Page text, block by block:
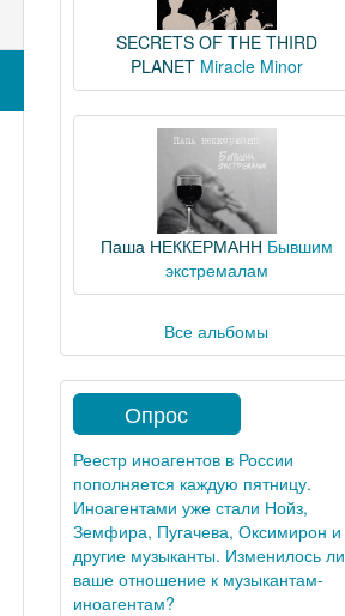
SECRETS OF THE THIRD
PLANET Miracle Minor
Паша НЕККЕРМАНН Бывшим
экстремалам
Все альбомы
Опрос
Реестр иноагентов в России
пополняется каждую пятницу.
Иноагентами уже стали Нойз,
Земфира, Пугачева, Оксимирон и
другие музыканты. Изменилось ли
ваше отношение к музыкантам-
иноагентам?